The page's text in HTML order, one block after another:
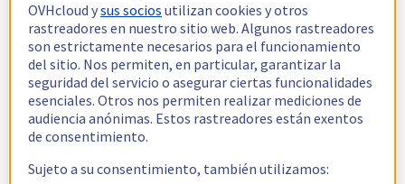
OVHcloud ysus socios utilizan cookies y otros
rastreadores en nuestro sitio web. Algunos rastreadores
son estrictamente necesarios para el funcionamiento
del sitio. Nos permiten, en particular, garantizar la
seguridad del servicio o asegurar ciertas funcionalidades
esenciales. Otros nos permiten realizar mediciones de
audiencia anónimas. Estos rastreadores están exentos
de consentimiento.
Sujeto a su consentimiento, también utilizamos: